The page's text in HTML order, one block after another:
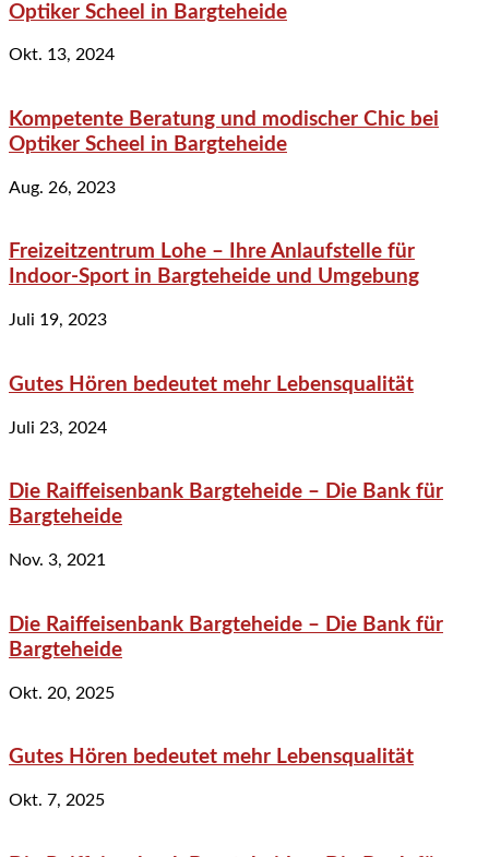
Optiker Scheel in Bargteheide
Okt. 13, 2024
Kompetente Beratung und modischer Chic bei
Optiker Scheel in Bargteheide
Aug. 26, 2023
Freizeitzentrum Lohe – Ihre Anlaufstelle für
Indoor-Sport in Bargteheide und Umgebung
Juli 19, 2023
Gutes Hören bedeutet mehr Lebensqualität
Juli 23, 2024
Die Raiffeisenbank Bargteheide – Die Bank für
Bargteheide
Nov. 3, 2021
Die Raiffeisenbank Bargteheide – Die Bank für
Bargteheide
Okt. 20, 2025
Gutes Hören bedeutet mehr Lebensqualität
Okt. 7, 2025